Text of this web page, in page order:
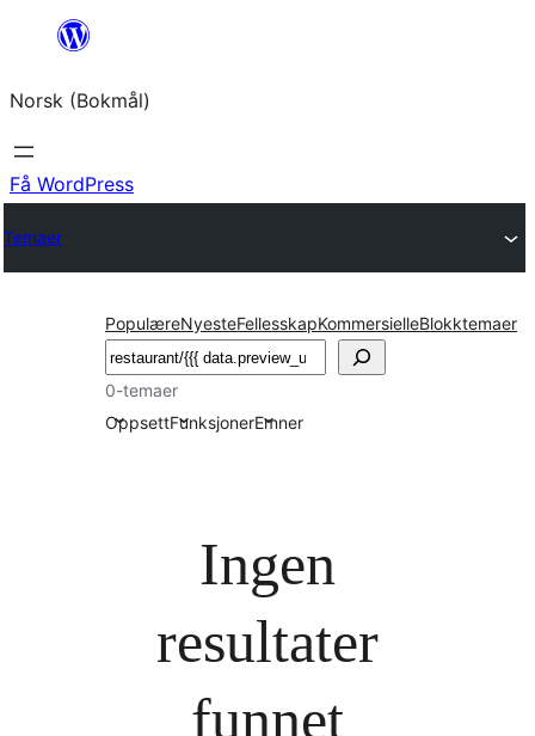
Hopp
innhold
Norsk (Bokmål)
Få WordPress
Temaer
PopulæreNyesteFellesskapKommersielleBlokktemaer
Søk
0-temaer
OppsettFunksjonerEmner
Ingen
resultater
funnet